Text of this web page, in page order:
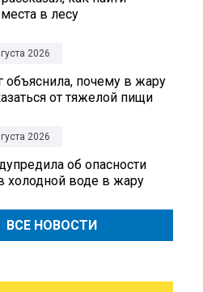
в лесу
2026
объяснила, почему в жару
от тяжелой пищи
2026
об опасности
холодной воде в жару
ВСЕ НОВОСТИ